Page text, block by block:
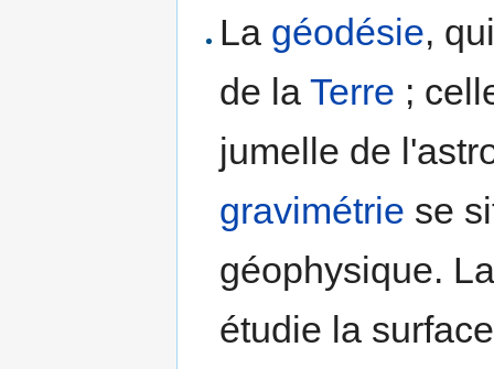
La géodésie,
de laTerre ;
jumelle de
gravimétrie se
géophysique.
étudie la